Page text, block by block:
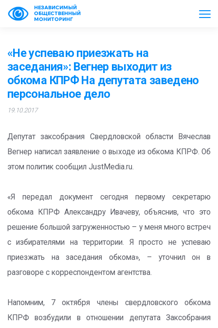
НЕЗАВИСИМЫЙ
ОБЩЕСТВЕННЫЙ
МОНИТОРИНГ
«Не успеваю приезжать на
заседания»: Вегнер выходит из
обкома КПРФ На депутата заведено
персональное дело
19.10.2017
Депутат заксобрания Свердловской области Вячеслав
Вегнер написал заявление о выходе из обкома КПРФ. Об
этом политик сообщил JustMedia.ru.
«Я передал документ сегодня первому секретарю
обкома КПРФ Александру Ивачеву, объяснив, что это
решение большой загруженностью – у меня много встреч
с избирателями на территории. Я просто не успеваю
приезжать на заседания обкома», – уточнил он в
разговоре с корреспондентом агентства.
Напомним, 7 октября члены свердловского обкома
КПРФ возбудили в отношении депутата Заксобрания